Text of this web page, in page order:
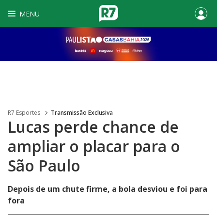
MENU
R7 Esportes Transmissão Exclusiva
Lucas perde chance de
ampliar o placar para o
São Paulo
Depois de um chute firme, a bola desviou e foi para
fora